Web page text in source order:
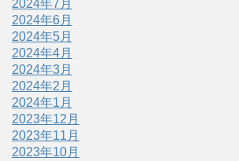
2024年7月
2024年6月
2024年5月
2024年4月
2024年3月
2024年2月
2024年1月
2023年12月
2023年11月
2023年10月